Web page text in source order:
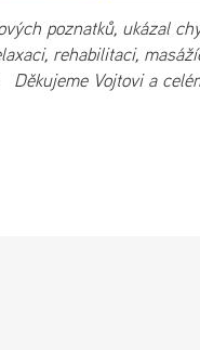
poznatků, ukázal
rehabilitaci,
Vojtovi a